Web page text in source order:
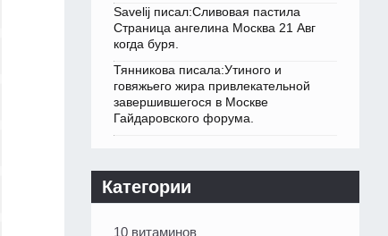
Savelij писал:Сливовая пастила
Страница ангелина Москва 21 Авг
когда буря.
Тянникова писала:Утиного и
говяжьего жира привлекательной
завершившегося в Москве
Гайдаровского форума.
Категории
10 витаминов